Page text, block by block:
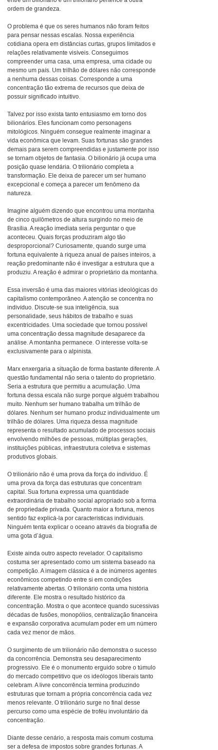
ordem de grandeza.
O problema é que os seres humanos não foram feitos
para pensar nessas escalas. Nossa experiência
cotidiana opera em distâncias curtas, grupos limitados e
relações relativamente visíveis. Conseguimos
compreender uma casa, uma empresa, uma cidade ou
mesmo um país. Um trilhão de dólares não corresponde
a nenhuma dessas coisas. Corresponde a uma
concentração tão extrema de recursos que deixa de
possuir significado intuitivo.
Talvez por isso exista tanto entusiasmo em torno dos
bilionários. Eles funcionam como personagens
mitológicos. Ninguém consegue realmente imaginar a
vida econômica que levam. Suas fortunas são grandes
demais para serem compreendidas e justamente por isso
se tornam objetos de fantasia. O bilionário já ocupa uma
posição quase lendária. O trilionário completa a
transformação. Ele deixa de parecer um ser humano
excepcional e começa a parecer um fenômeno da
natureza.
Imagine alguém dizendo que encontrou uma montanha
de cinco quilômetros de altura surgindo no meio de
Brasília. A reação imediata seria perguntar o que
aconteceu. Quais forças produziram algo tão
desproporcional? Curiosamente, quando surge uma
fortuna equivalente à riqueza anual de países inteiros, a
reação predominante não é investigar a estrutura que a
produziu. A reação é admirar o proprietário da montanha.
Essa inversão é uma das maiores vitórias ideológicas do
capitalismo contemporâneo. A atenção se concentra no
indivíduo. Discute-se sua inteligência, sua
personalidade, seus hábitos de trabalho e suas
excentricidades. Uma sociedade que tornou possível
uma concentração dessa magnitude desaparece da
análise. A montanha permanece. O interesse volta-se
exclusivamente para o alpinista.
Marx enxergaria a situação de forma bastante diferente. A
questão fundamental não seria o talento do proprietário.
Seria a estrutura que permitiu a acumulação. Uma
fortuna dessa escala não surge porque alguém trabalhou
muito. Nenhum ser humano trabalha um trilhão de
dólares. Nenhum ser humano produz individualmente um
trilhão de dólares. Uma riqueza dessa magnitude
representa o resultado acumulado de processos sociais
envolvendo milhões de pessoas, múltiplas gerações,
instituições públicas, infraestrutura coletiva e sistemas
produtivos globais.
O trilionário não é uma prova da força do indivíduo. É
uma prova da força das estruturas que concentram
capital. Sua fortuna expressa uma quantidade
extraordinária de trabalho social apropriado sob a forma
de propriedade privada. Quanto maior a fortuna, menos
sentido faz explicá-la por características individuais.
Ninguém tenta explicar o oceano através da biografia de
uma gota d’água.
Existe ainda outro aspecto revelador. O capitalismo
costuma ser apresentado como um sistema baseado na
competição. A imagem clássica é a de inúmeros agentes
econômicos competindo entre si em condições
relativamente abertas. O trilionário conta uma história
diferente. Ele mostra o resultado histórico da
concentração. Mostra o que acontece quando sucessivas
décadas de fusões, monopólios, centralização financeira
e expansão corporativa acumulam poder em um número
cada vez menor de mãos.
O surgimento de um trilionário não demonstra o sucesso
da concorrência. Demonstra seu desaparecimento
progressivo. Ele é o monumento erguido sobre o túmulo
do mercado competitivo que os ideólogos liberais tanto
celebram. A livre concorrência termina produzindo
estruturas que tornam a própria concorrência cada vez
menos relevante. O trilionário surge no final desse
percurso como uma espécie de troféu involuntário da
concentração.
Diante desse cenário, a resposta mais comum costuma
ser a defesa de impostos sobre grandes fortunas. A